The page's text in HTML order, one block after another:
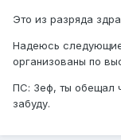
Это из разряда
Надеюсь
организованы по
ПС: Зеф, ты обещал
забуду.